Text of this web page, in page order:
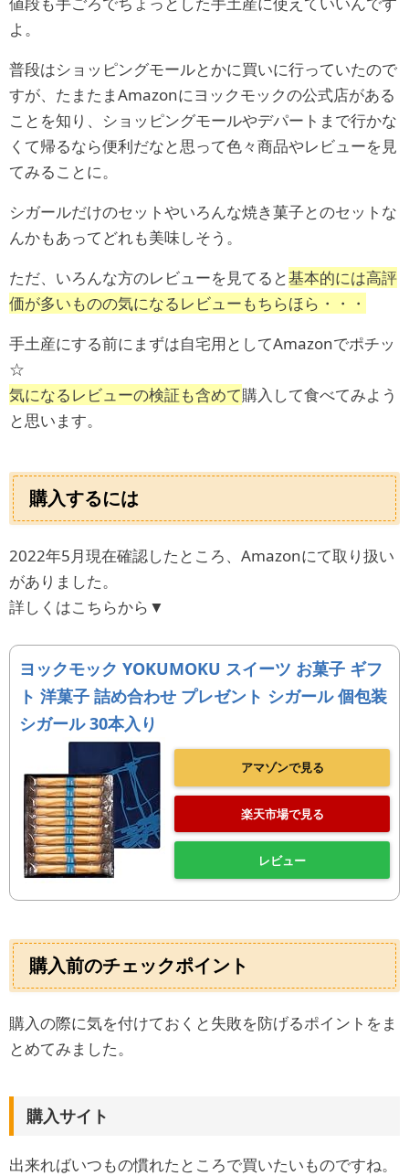
よ。
普段はショッピングモールとかに買いに行っていたので
すが、たまたまAmazonにヨックモックの公式店がある
ことを知り、ショッピングモールやデパートまで行かな
くて帰るなら便利だなと思って色々商品やレビューを見
てみることに。
シガールだけのセットやいろんな焼き菓子とのセットな
んかもあってどれも美味しそう。
ただ、いろんな方のレビューを見てると基本的には高評
価が多いものの気になるレビューもちらほら・・・
手土産にする前にまずは自宅用としてAmazonでポチッ
☆
気になるレビューの検証も含めて購入して食べてみよう
と思います。
購入するには
2022年5月現在確認したところ、Amazonにて取り扱い
がありました。
詳しくはこちらから▼
ヨックモック YOKUMOKU スイーツ お菓子 ギフ
ト 洋菓子 詰め合わせ プレゼント シガール 個包装
シガール 30本入り
アマゾンで見る
楽天市場で見る
レビュー
購入前のチェックポイント
購入の際に気を付けておくと失敗を防げるポイントをま
とめてみました。
購入サイト
出来ればいつもの慣れたところで買いたいものですね。